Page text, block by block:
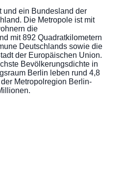
und ein Bundesland der
Die Metropole ist mit
die
mit 892 Quadratkilometern
Deutschlands sowie die
der Europäischen Union.
Bevölkerungsdichte in
Berlin leben rund 4,8
Metropolregion Berlin-